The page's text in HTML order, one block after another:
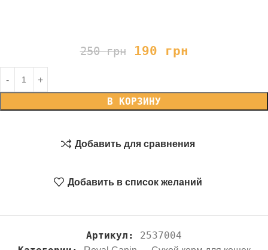
250грн 190 грн
В КОРЗИНУ
Добавить для сравнения
Добавить в список желаний
Артикул: 2537004